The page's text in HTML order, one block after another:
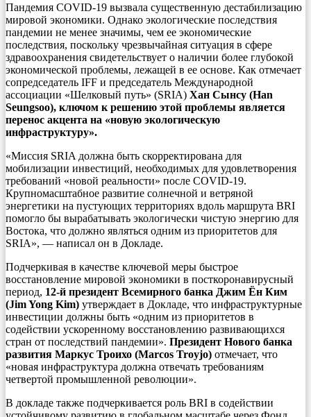
Пандемия COVID-19 вызвала существенную дестабилизацию
мировой экономики. Однако экологические последствия
пандемии не менее значимы, чем ее экономические
последствия, поскольку чрезвычайная ситуация в сфере
здравоохранения свидетельствует о наличии более глубокой
экономической проблемы, лежащей в ее основе. Как отмечает
сопредседатель IFF и председатель Международной
ассоциации «Шелковый путь» (SRIA) Хан Сынсу (Han
Seungsoo), ключом к решению этой проблемы является
перенос акцента на «новую экологическую
инфраструктуру».
«Миссия SRIA должна быть скорректирована для
мобилизации инвестиций, необходимых для удовлетворения
требований «новой реальности» после COVID-19.
Крупномасштабное развитие солнечной и ветряной
энергетики на пустующих территориях вдоль маршрута BRI
помогло бы вырабатывать экологически чистую энергию для
Востока, что должно являться одним из приоритетов для
SRIA», — написал он в Докладе.
Подчеркивая в качестве ключевой меры быстрое
восстановление мировой экономики в посткоронавирусный
период, 12-й президент Всемирного банка Джим Ён Ким
(Jim Yong Kim) утверждает в Докладе, что инфраструктурные
инвестиции должны быть «одним из приоритетов в
содействии ускоренному восстановлению развивающихся
стран от последствий пандемии». Президент Нового банка
развития Маркус Троихо (Marcos Troyjo) отмечает, что
«новая инфраструктура должна отвечать требованиям
четвертой промышленной революции».
В докладе также подчеркивается роль BRI в содействии